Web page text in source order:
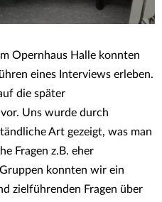
Opernhaus Halle konnten
eines Interviews erleben.
die später
Uns wurde durch
Art gezeigt, was man
Fragen z.B. eher
konnten wir ein
zielführenden Fragen über